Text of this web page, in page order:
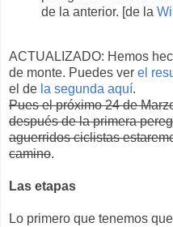
de la anterior. [de la
ACTUALIZADO: Hemos
de monte. Puedes ver el
el de la segunda aquí.
Pues el próximo 24 de
después de la primera
aguerridos ciclistas
camino.
Las etapas
Lo primero que tenemos